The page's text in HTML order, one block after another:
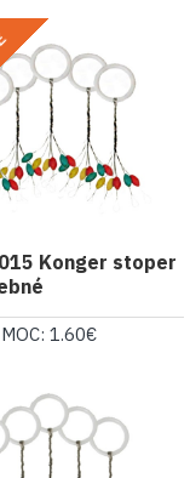
Konger stoper
MOC: 1.60€